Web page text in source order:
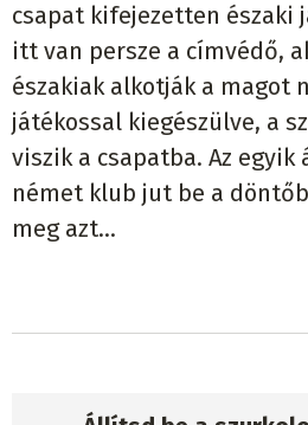
csapat kifejezetten északi
itt van persze a címvédő,
északiak alkotják a magot
játékossal kiegészülve, a
viszik a csapatba. Az
német klub jut be a
meg azt...